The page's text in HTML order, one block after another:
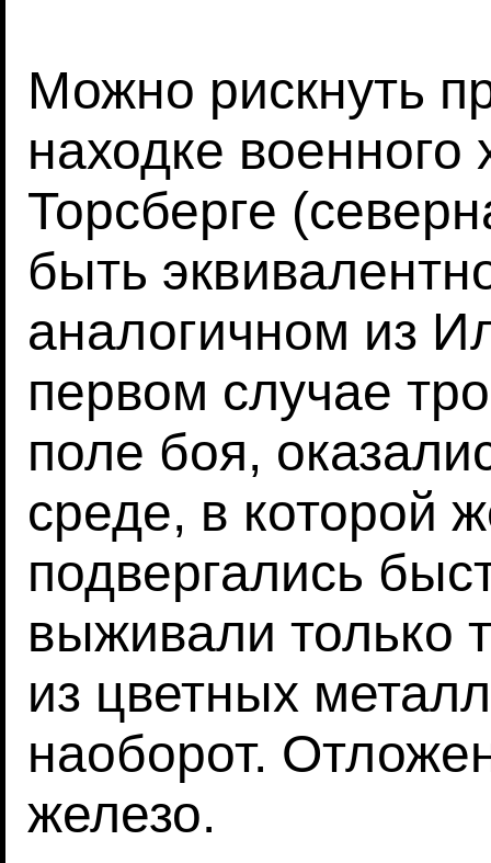
Можно рискнуть
находке
Торсберге
быть
аналогичном из
первом случае
поле боя,
среде, в которой
подвергались
выживали только
из цветных
наоборот.
железо.